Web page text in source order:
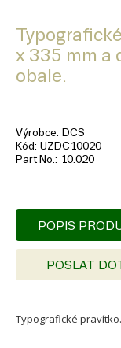
x 335 mm a
obale.
Výrobce
DCS
Kód UZDC10020
Part No.
10.020
POPIS
POSLAT
Typografické